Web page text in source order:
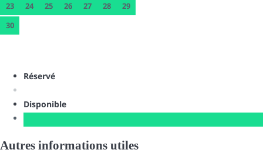
23
24 25 26 27 28
29
30
Réservé
Disponible
Autres informations utiles